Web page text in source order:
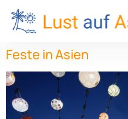
Feste in Asien